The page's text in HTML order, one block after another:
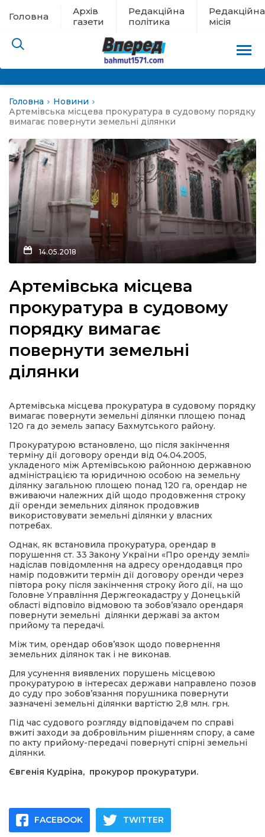
Головна
Архів
газети
Редакційна
політика
Редакційна
місія
евакуації
новини
місія
Головна
Новини
Артемівська місцева прокуратура в судовому порядку
вимагає повернути земельні ділянки
14.05.2018
Артемівська місцева
прокуратура в судовому
порядку вимагає
повернути земельні
ділянки
Артемівська місцева прокуратура в судовому порядку
вимагає повернути земельні ділянки площею понад
120 га до земель запасу Бахмутського району.
Прокуратурою встановлено, що після закінчення
терміну дії договору оренди від 04.04.2005,
укладеного між Артемівською районною державною
адміністрацією та юридичною особою на земельну
ділянку загальною площею понад 120 га, орендар не
вживаючи належних дій щодо продовження строку
дії оренди земельних ділянок продовжив
використовувати земельні ділянки у власних
потребах.
Однак, як встановила прокуратура, орендар в
порушення ст. 33 Закону України «Про оренду землі»
надіслав повідомлення на адресу орендодавця про
намір подовжити термін дії договору оренди через
півтора року після закінчення строку його дії, на що
Головне Управління Держгеокадастру у Донецькій
області відповіло відмовою та зобов’язало орендаря
повернути земельні ділянки державі за актом
прийому та передачі.
Між тим, орендар обов’язок щодо повернення
земельних ділянок так і не виконав.
Для усунення виявлених порушень місцевою
прокуратурою в інтересах держави направлено позов
до суду про зобов’язання порушника повернути
зазначені земельні ділянки вартістю 2,8 млн. грн.
Під час судового розгляду відповідачем по справі
вжиті заходи за добровільним рішенням спору, а саме
по акту прийому-передачі повернуті спірні земельні
ділянки.
Євгенія Кудріна, прокурор прокуратури.
FACEBOOK TWITTER